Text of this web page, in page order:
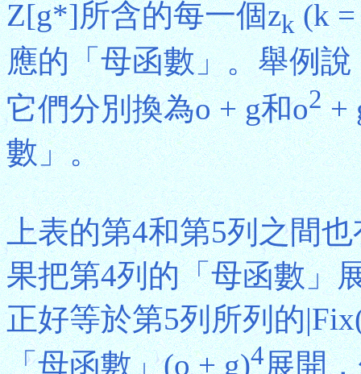
Z[g*]所含的每一個zk(k =
應的「母函數」。舉例
它們分別換為o + g和o2+
數」。
上表的第4和第5列之間
果把第4列的「母函數」
正好等於第5列所列的
「母函數」(o + g)4展開